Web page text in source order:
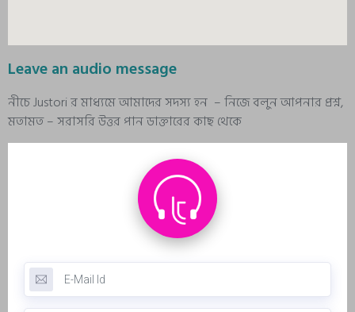
Leave an audio message
নীচে Justori র মাধ্যমে আমাদের সদস্য হন – নিজে বলুন আপনার প্রশ্ন,
মতামত – সরাসরি উত্তর পান ডাক্তারের কাছ থেকে